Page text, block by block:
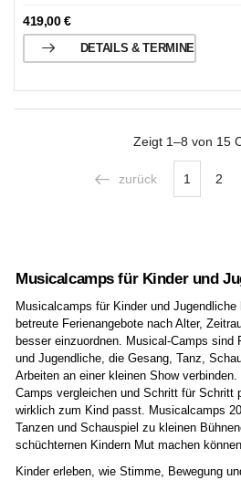
419,00€
DETAILS & TERMINE
Zeigt 1–8 von 15
zurück 1 2
Musicalcamps für Kinder und
Musicalcamps für Kinder und Jugendliche
betreute Ferienangebote nach Alter,
besser einzuordnen. Musical-Camps sind
und Jugendliche, die Gesang, Tanz,
Arbeiten an einer kleinen Show
Camps vergleichen und Schritt für Schritt
wirklich zum Kind passt. Musicalcamps
Tanzen und Schauspiel zu kleinen
schüchternen Kindern Mut machen
Kinder erleben, wie Stimme, Bewegung